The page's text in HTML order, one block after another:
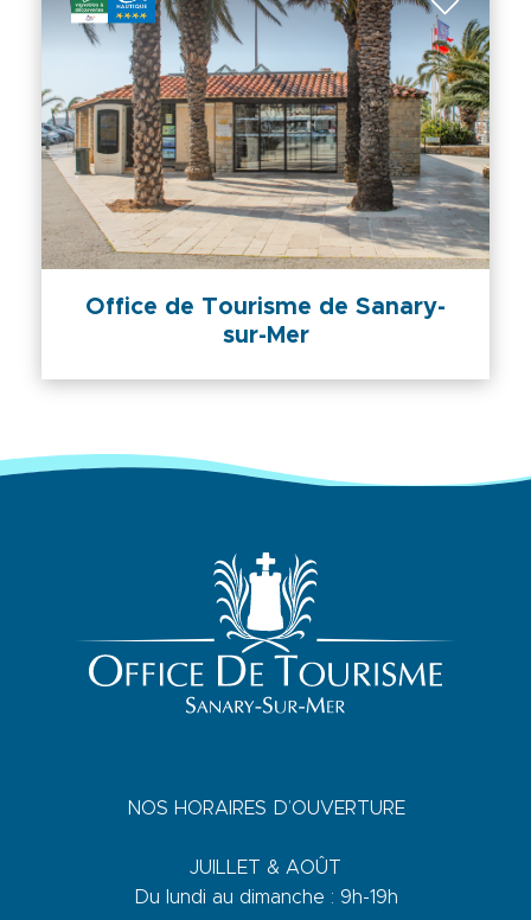
Office de Tourisme de Sanary-
sur-Mer
NOS HORAIRES D’OUVERTURE
JUILLET & AOÛT
Du lundi au dimanche : 9h-19h